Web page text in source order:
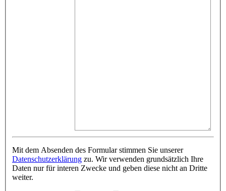
Mit dem Absenden des Formular stimmen Sie unserer
Datenschutzerklärung zu. Wir verwenden grundsätzlich Ihre
Daten nur für interen Zwecke und geben diese nicht an Dritte
weiter.